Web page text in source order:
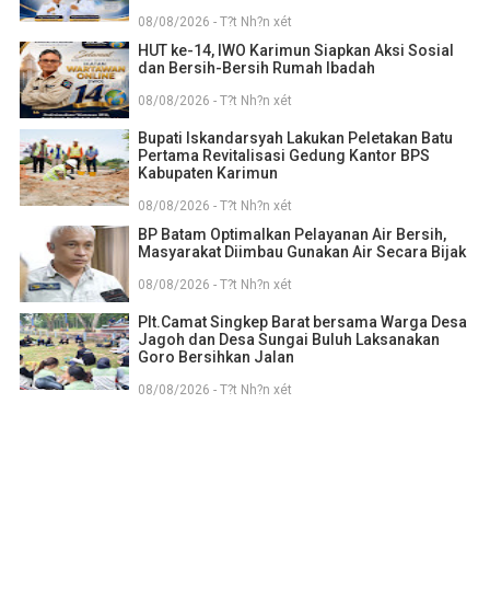
08/08/2026 - T?t Nh?n xét
HUT ke-14, IWO Karimun Siapkan Aksi Sosial
dan Bersih-Bersih Rumah Ibadah
08/08/2026 - T?t Nh?n xét
Bupati Iskandarsyah Lakukan Peletakan Batu
Pertama Revitalisasi Gedung Kantor BPS
Kabupaten Karimun
08/08/2026 - T?t Nh?n xét
BP Batam Optimalkan Pelayanan Air Bersih,
Masyarakat Diimbau Gunakan Air Secara Bijak
08/08/2026 - T?t Nh?n xét
Plt.Camat Singkep Barat bersama Warga Desa
Jagoh dan Desa Sungai Buluh Laksanakan
Goro Bersihkan Jalan
08/08/2026 - T?t Nh?n xét